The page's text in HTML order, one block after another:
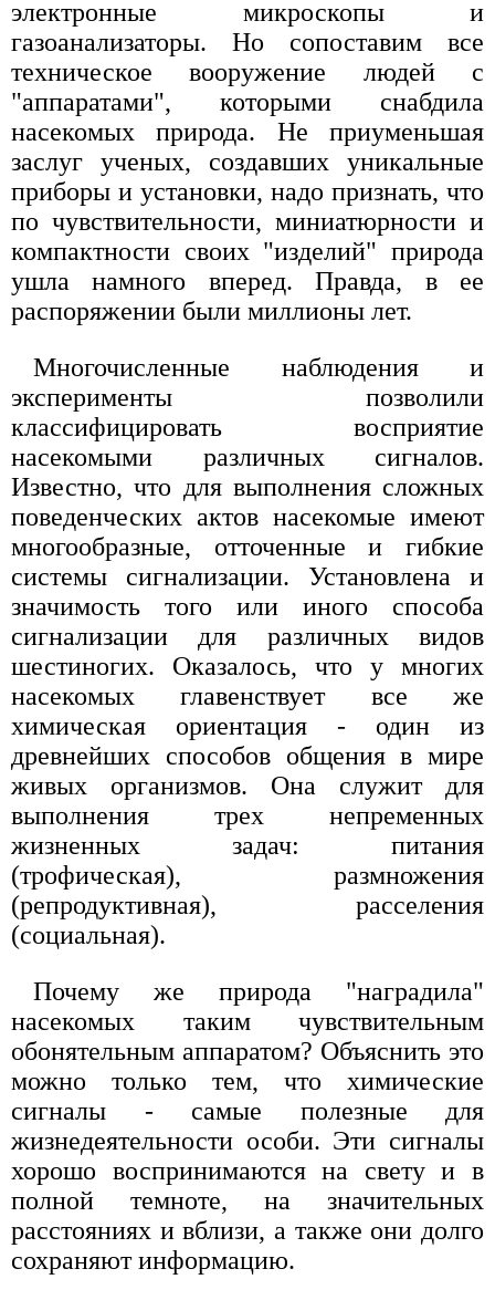
электронные микроскопы и
газоанализаторы. Но сопоставим все
техническое вооружение людей с
"аппаратами", которыми снабдила
насекомых природа. Не приуменьшая
заслуг ученых, создавших уникальные
приборы и установки, надо признать, что
по чувствительности, миниатюрности и
компактности своих "изделий" природа
ушла намного вперед. Правда, в ее
распоряжении были миллионы лет.
Многочисленные наблюдения и
эксперименты позволили
классифицировать восприятие
насекомыми различных сигналов.
Известно, что для выполнения сложных
поведенческих актов насекомые имеют
многообразные, отточенные и гибкие
системы сигнализации. Установлена и
значимость того или иного способа
сигнализации для различных видов
шестиногих. Оказалось, что у многих
насекомых главенствует все же
химическая ориентация - один из
древнейших способов общения в мире
живых организмов. Она служит для
выполнения трех непременных
жизненных задач: питания
(трофическая), размножения
(репродуктивная), расселения
(социальная).
Почему же природа "наградила"
насекомых таким чувствительным
обонятельным аппаратом? Объяснить это
можно только тем, что химические
сигналы - самые полезные для
жизнедеятельности особи. Эти сигналы
хорошо воспринимаются на свету и в
полной темноте, на значительных
расстояниях и вблизи, а также они долго
сохраняют информацию.